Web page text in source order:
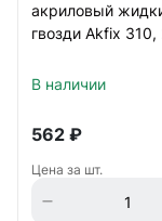
акриловый
гвозди Akfix 310,
В наличии
562 ₽
Цена за шт.